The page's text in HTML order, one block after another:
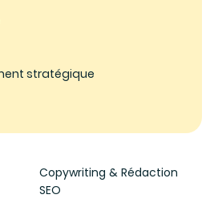
stratégique
Copywriting & Rédaction
SEO